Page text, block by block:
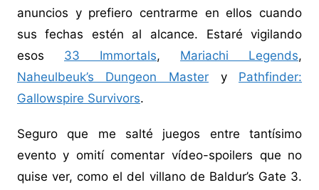
anuncios y prefiero centrarme en ellos cuando
sus fechas estén al alcance. Estaré vigilando
esos 33 Immortals, Mariachi Legends,
Naheulbeuk’s Dungeon Master y Pathfinder:
Gallowspire Survivors.
Seguro que me salté juegos entre tantísimo
evento y omití comentar vídeo-spoilers que no
quise ver, como el del villano de Baldur’s Gate 3.